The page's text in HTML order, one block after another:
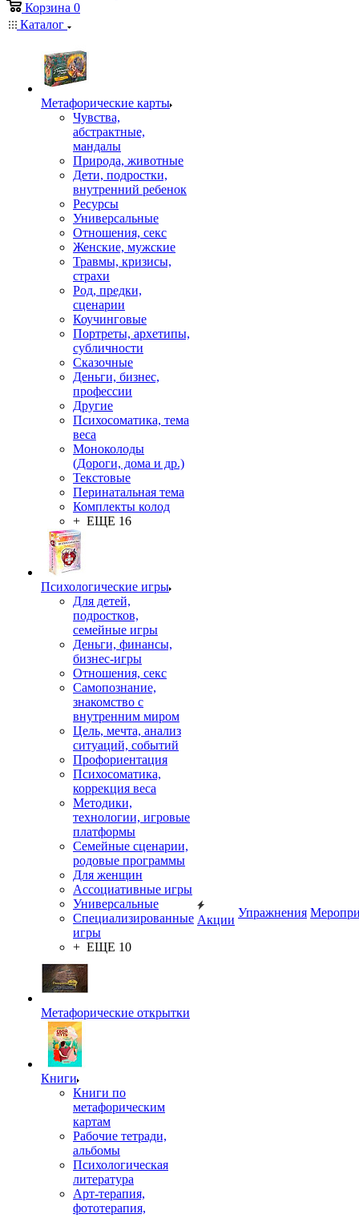
Корзина 0
Каталог
Mетафорические карты
Чувства,
абстрактные,
мандалы
Природа, животные
Дети, подростки,
внутренний ребенок
Ресурсы
Универсальные
Отношения, секс
Женские, мужские
Травмы, кризисы,
страхи
Род, предки,
сценарии
Коучинговые
Портреты, архетипы,
субличности
Сказочные
Деньги, бизнес,
профессии
Другие
Психосоматика, тема
веса
Моноколоды
(Дороги, дома и др.)
Текстовые
Перинатальная тема
Комплекты колод
+ ЕЩЕ 16
Психологические игры
Для детей,
подростков,
семейные игры
Деньги, финансы,
бизнес-игры
Отношения, секс
Самопознание,
знакомство с
внутренним миром
Цель, мечта, анализ
ситуаций, событий
Профориентация
Психосоматика,
коррекция веса
Методики,
технологии, игровые
платформы
Семейные сценарии,
родовые программы
Для женщин
Ассоциативные игры
Универсальные
Специализированные
игры
+ ЕЩЕ 10
Метафорические открытки
Книги
Книги по
метафорическим
картам
Рабочие тетради,
альбомы
Психологическая
литература
Арт-терапия,
фототерапия,
Акции
Упражнения